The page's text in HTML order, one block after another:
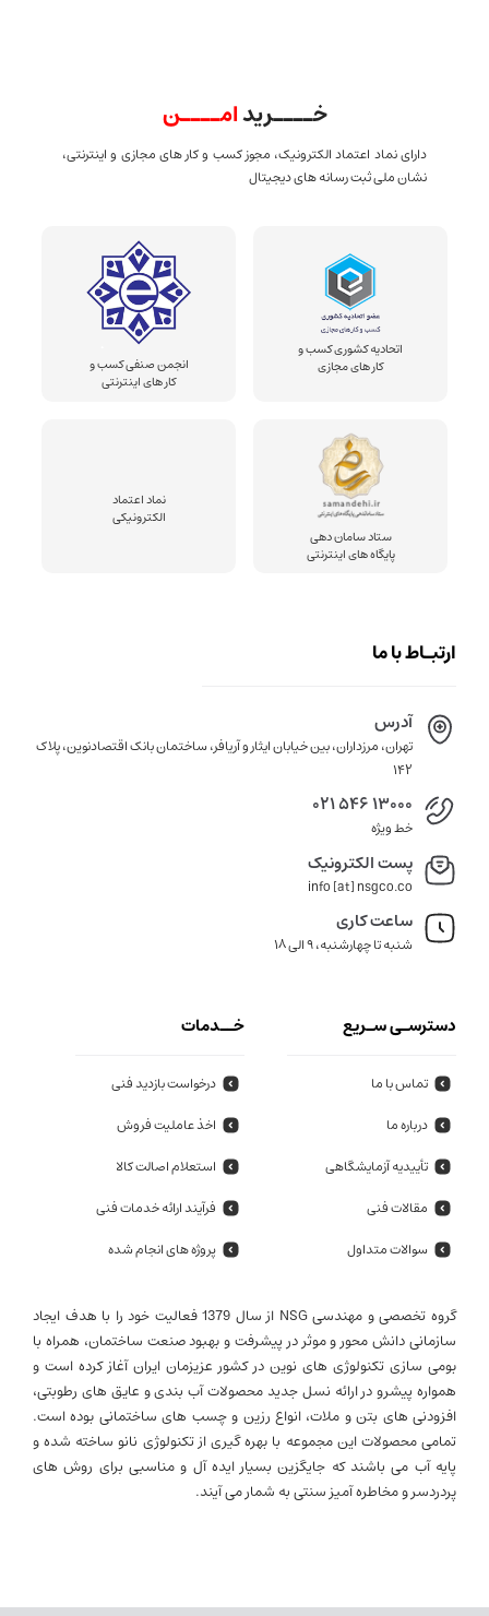
خــــریدامــــن
دارای نماد اعتماد الکترونیک، مجوز کسب و کار های مجازی و اینترنتی،
نشان ملی ثبت رسانه های دیجیتال
اتحادیه کشوری کسب و
کار های مجازی
انجمن صنفی کسب و
کار های اینترنتی
ستاد سامان دهی
پایگاه های اینترنتی
نماد اعتماد
الکترونیکی
ارتبـاط با ما
آدرس
تهران، مرزداران، بین خیابان ایثار و آریافر، ساختمان بانک اقتصادنوین، پلاک
142
021 546 13000
خط ویژه
پست الکترونیک
info [at] nsgco.co
ساعت کاری
شنبه تا چهارشنبه، 9 الی 18
دسترسـی سـریع
تماس با ما
درباره ما
تأییدیه آزمایشگاهی
مقالات فنی
سوالات متداول
خــدمات
درخواست بازدید فنی
اخذ عاملیت فروش
استعلام اصالت کالا
فرآیند ارائه خدمات فنی
پروژه های انجام شده
گروه تخصصی و مهندسی NSG از سال 1379 فعالیت خود را با هدف ایجاد
سازمانی دانش محور و موثر در پیشرفت و بهبود صنعت ساختمان، همراه با
بومی سازی تکنولوژی های نوین در کشور عزیزمان ایران آغاز کرده است و
همواره پیشرو در ارائه نسل جدید محصولات آب بندی و عایق های رطوبتی،
افزودنی های بتن و ملات، انواع رزین و چسب های ساختمانی بوده است.
تمامی محصولات این مجموعه با بهره گیری از تکنولوژی نانو ساخته شده و
پایه آب می باشند که جایگزین بسیار ایده آل و مناسبی برای روش های
پردردسر و مخاطره آمیز سنتی به شمار می آیند.